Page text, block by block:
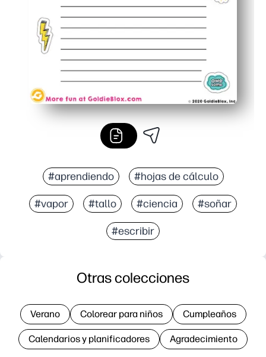
#aprendiendo #hojas de cálculo
#vapor #tallo #ciencia #soñar
#escribir
Otras colecciones
Verano Colorear para niños Cumpleaños
Calendarios y planificadores Agradecimiento